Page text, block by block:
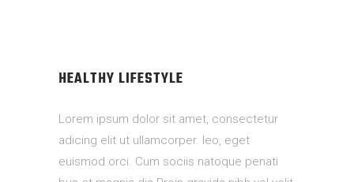
HEALTHY LIFESTYLE
Lorem ipsum dolor sit amet, consectetur
adicing elit ut ullamcorper. leo, eget
euismod orci. Cum sociis natoque penati